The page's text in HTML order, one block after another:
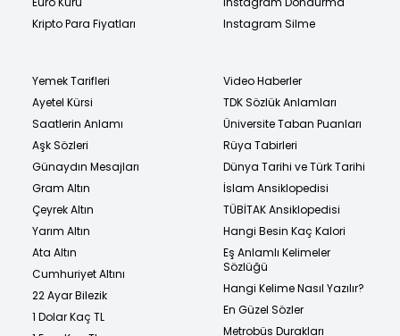
Kripto Para Fiyatları
Instagram Silme
Yemek Tarifleri
Ayetel Kürsi
Saatlerin Anlamı
Aşk Sözleri
Günaydın Mesajları
Gram Altın
Çeyrek Altın
Yarım Altın
Ata Altın
Cumhuriyet Altını
22 Ayar Bilezik
1 Dolar Kaç TL
Video Haberler
TDK Sözlük Anlamları
Üniversite Taban Puanları
Rüya Tabirleri
Dünya Tarihi ve Türk Tarihi
İslam Ansiklopedisi
TÜBİTAK Ansiklopedisi
Hangi Besin Kaç Kalori
Eş Anlamlı Kelimeler
Sözlüğü
Hangi Kelime Nasıl Yazılır?
En Güzel Sözler
Metrobüs Durakları